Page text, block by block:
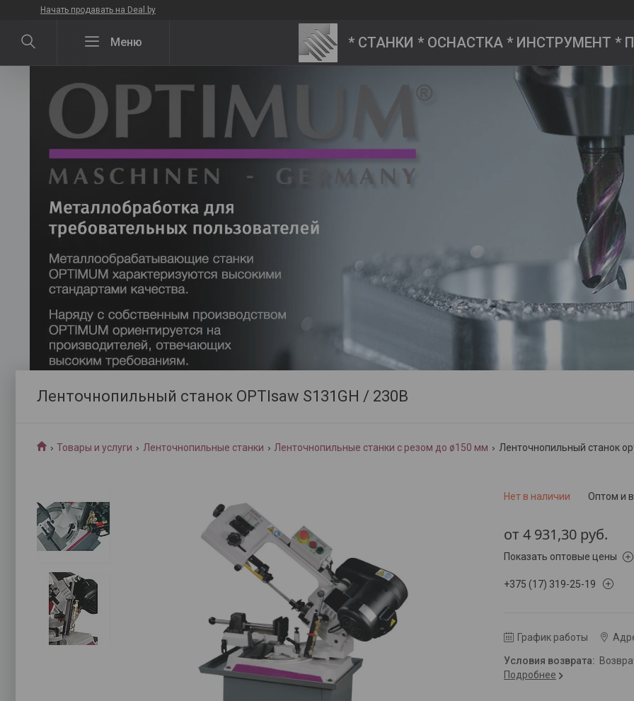
Начать продавать на Deal.by
* СТАНКИ * ОСНАСТКА * ИНСТРУМЕНТ *
Ленточнопильный станок OPTIsaw S131GH / 230В
Товары и услуги Ленточнопильные станки Ленточнопильные станки с резом до ø150 мм Ленточнопильный станок
Нет в наличии Оптом и
от 4 931,30 руб.
Показать оптовые цены
+375 (17) 319-25-19
График работы
Подробнее